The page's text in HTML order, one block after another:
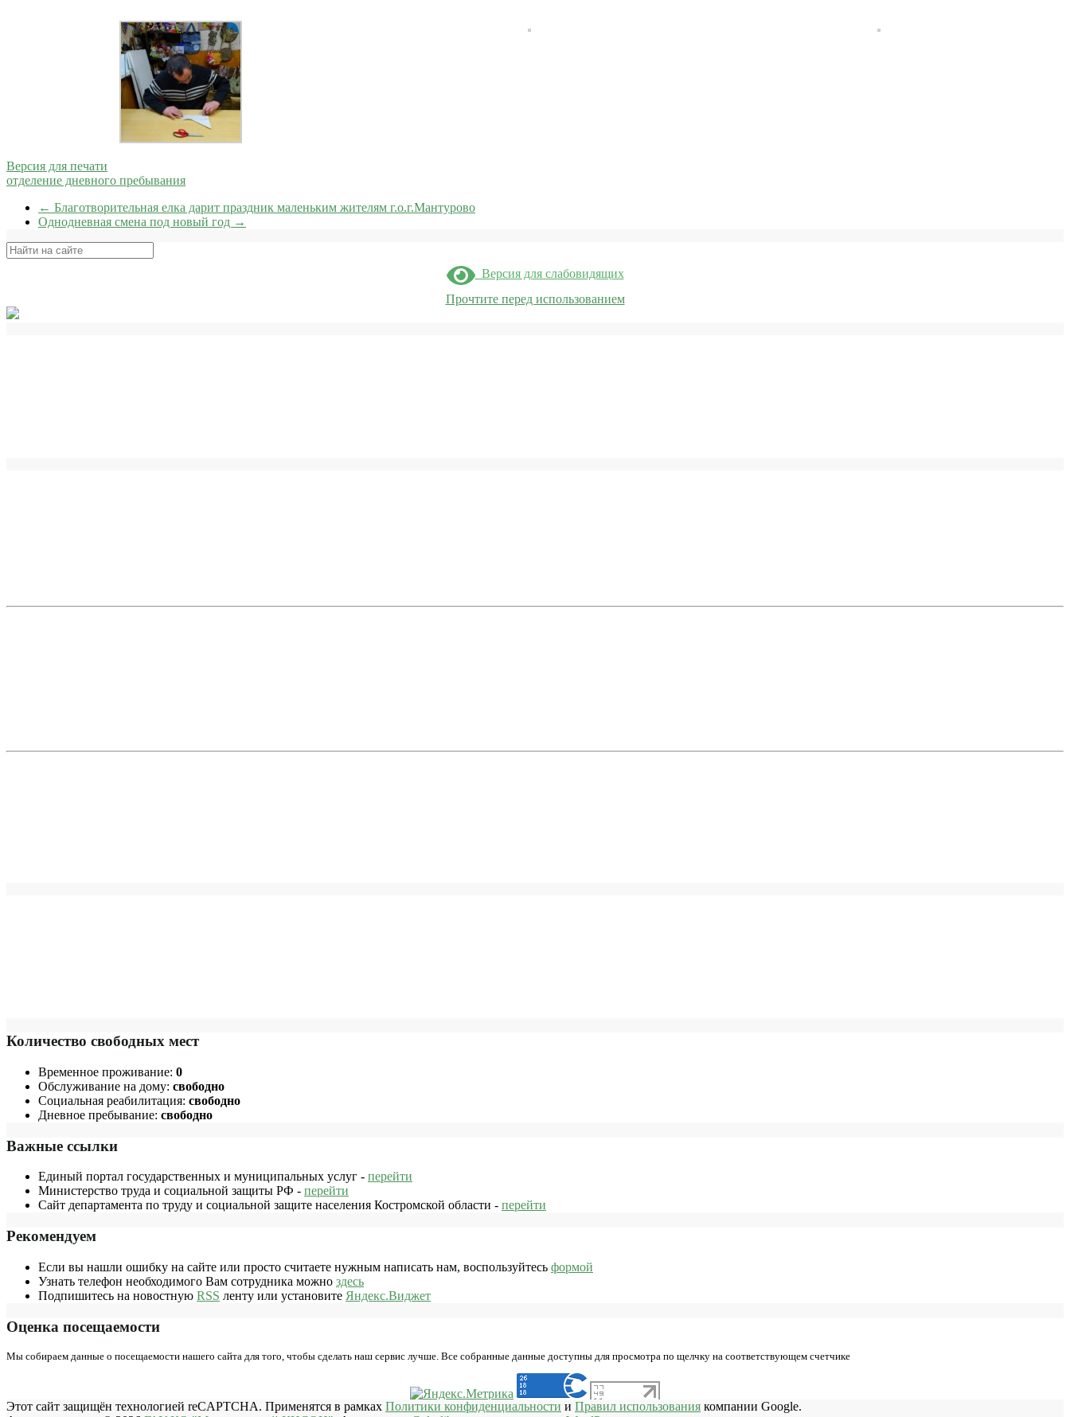
Версия для печати
отделение дневного пребывания
← Благотворительная елка дарит праздник маленьким жителям г.о.г.Мантурово
Однодневная смена под новый год →
Поиск
Версия для слабовидящих
Прочтите перед использованием
Количество свободных мест
Временное проживание: 0
Обслуживание на дому: свободно
Социальная реабилитация: свободно
Дневное пребывание: свободно
Важные ссылки
Единый портал государственных и муниципальных услуг - перейти
Министерство труда и социальной защиты РФ - перейти
Сайт департамента по труду и социальной защите населения Костромской области - перейти
Рекомендуем
Если вы нашли ошибку на сайте или просто считаете нужным написать нам, воспользуйтесь формой
Узнать телефон необходимого Вам сотрудника можно здесь
Подпишитесь на новостную RSS ленту или установите Яндекс.Виджет
Оценка посещаемости
Мы собираем данные о посещаемости нашего сайта для того, чтобы сделать наш сервис лучше. Все собранные данные доступны для просмотра по щелчку на соответствующем счетчике
Этот сайт защищён технологией reCAPTCHA. Применятся в рамках Политики конфиденциальности и Правил использования компании Google.